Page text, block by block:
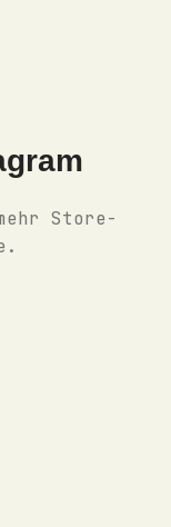
Store-